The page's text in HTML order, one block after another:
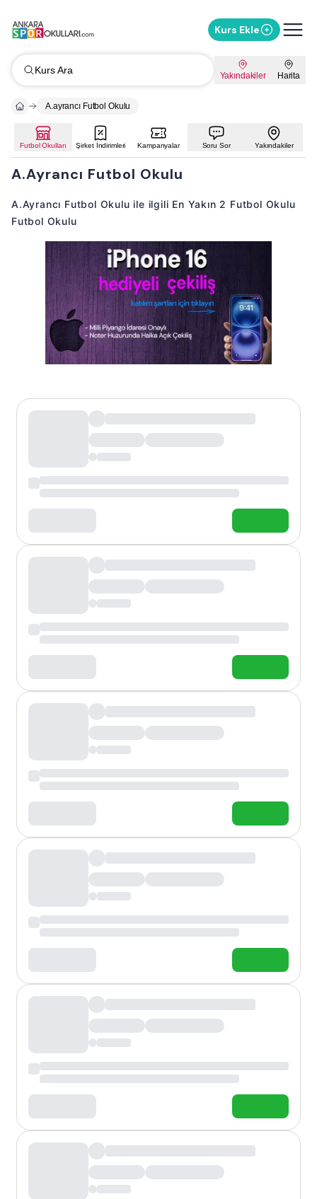
Kurs Ekle
Kurs Ara Yakındakiler Harita
A.ayrancı Futbol Okulu
Futbol Okulları Şirket İndirimleri Kampanyalar Soru Sor Yakındakiler
A.Ayrancı Futbol Okulu
A.Ayrancı Futbol Okulu ile ilgili En Yakın 2 Futbol Okulu
Futbol Okulu